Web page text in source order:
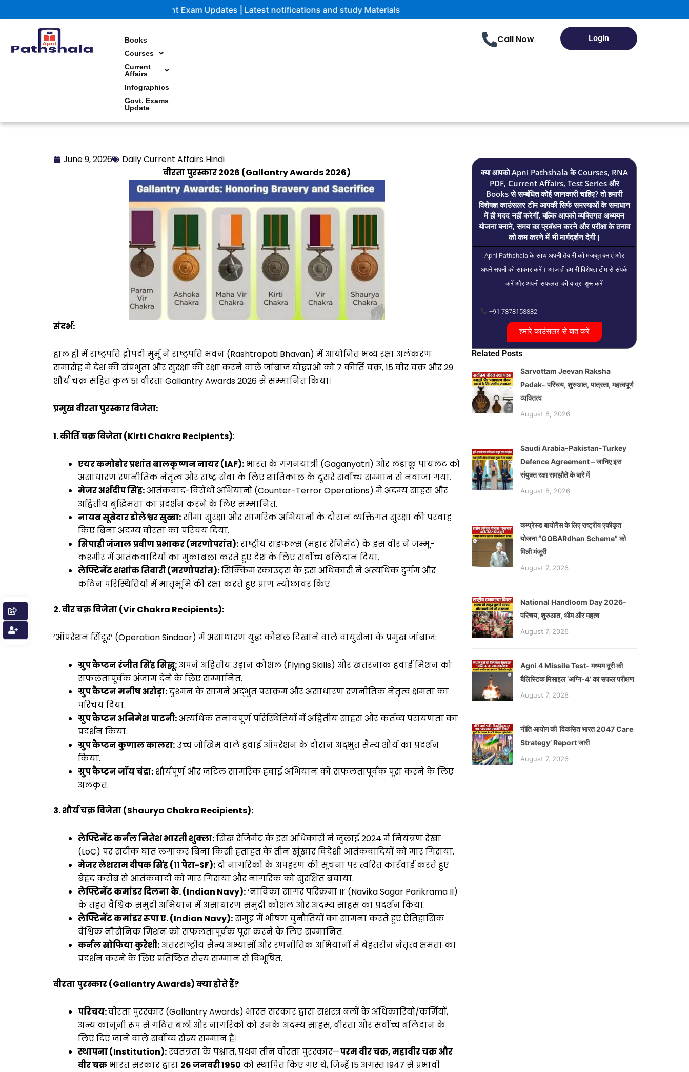
to
Government Exam Updates | Latest notifications and study Materials
Books
Courses
Current
Affairs
Infographics
Govt. Exams
Update
Call Now Login
June 9, 2026
Daily Current Affairs Hindi
वीरता पुरस्कार 2026 (Gallantry Awards 2026)
संदर्भ:
हाल ही में राष्ट्रपति द्रौपदी मुर्मू ने राष्ट्रपति भवन (Rashtrapati Bhavan) में आयोजित भव्य रक्षा अलंकरण
समारोह में देश की संप्रभुता और सुरक्षा की रक्षा करने वाले जांबाज योद्धाओं को 7 कीर्ति चक्र, 15 वीर चक्र और 29
शौर्य चक्र सहित कुल 51 वीरता Gallantry Awards 2026 से सम्मानित किया।
प्रमुख वीरता पुरस्कार विजेता:
1. कीर्ति चक्र विजेता (Kirti Chakra Recipients):
एयर कमोडोर प्रशांत बालकृष्णन नायर (IAF): भारत के गगनयात्री (Gaganyatri) और लड़ाकू पायलट को
असाधारण रणनीतिक नेतृत्व और राष्ट्र सेवा के लिए शांतिकाल के दूसरे सर्वोच्च सम्मान से नवाजा गया.
मेजर अर्शदीप सिंह: आतंकवाद-विरोधी अभियानों (Counter-Terror Operations) में अदम्य साहस और
अद्वितीय बुद्धिमत्ता का प्रदर्शन करने के लिए सम्मानित.
नायब सूबेदार डोलेश्वर सुब्बा:सीमा सुरक्षा और सामरिक अभियानों के दौरान व्यक्तिगत सुरक्षा की परवाह
किए बिना अदम्य वीरता का परिचय दिया.
सिपाही जंजाल प्रवीण प्रभाकर (मरणोपरांत):राष्ट्रीय राइफल्स (महार रेजिमेंट) के इस वीर ने जम्मू-
कश्मीर में आतंकवादियों का मुकाबला करते हुए देश के लिए सर्वोच्च बलिदान दिया.
लेफ्टिनेंट शशांक तिवारी (मरणोपरांत):सिक्किम स्काउट्स के इस अधिकारी ने अत्यधिक दुर्गम और
कठिन परिस्थितियों में मातृभूमि की रक्षा करते हुए प्राण न्यौछावर किए.
2. वीर चक्र विजेता (Vir Chakra Recipients):
‘ऑपरेशन सिंदूर’ (Operation Sindoor) में असाधारण युद्ध कौशल दिखाने वाले वायुसेना के प्रमुख जांबाज:
ग्रुप कैप्टन रंजीत सिंह सिद्धू:अपने अद्वितीय उड़ान कौशल (Flying Skills) और खतरनाक हवाई मिशन को
सफलतापूर्वक अंजाम देने के लिए सम्मानित.
ग्रुप कैप्टन मनीष अरोड़ा:दुश्मन के सामने अद्भुत पराक्रम और असाधारण रणनीतिक नेतृत्व क्षमता का
परिचय दिया.
ग्रुप कैप्टन अनिमेश पाटनी:अत्यधिक तनावपूर्ण परिस्थितियों में अद्वितीय साहस और कर्तव्य परायणता का
प्रदर्शन किया.
ग्रुप कैप्टन कुणाल कालरा:उच्च जोखिम वाले हवाई ऑपरेशन के दौरान अद्भुत सैन्य शौर्य का प्रदर्शन
किया.
ग्रुप कैप्टन जॉय चंद्रा: शौर्यपूर्ण और जटिल सामरिक हवाई अभियान को सफलतापूर्वक पूरा करने के लिए
अलंकृत.
3. शौर्य चक्र विजेता (Shaurya Chakra Recipients):
लेफ्टिनेंट कर्नल नितेश भारती शुक्ला:सिख रेजिमेंट के इस अधिकारी ने जुलाई 2024 में नियंत्रण रेखा
(LoC) पर सटीक घात लगाकर बिना किसी हताहत के तीन खूंखार विदेशी आतंकवादियों को मार गिराया.
मेजर लेशराम दीपक सिंह (11 पैरा-SF):दो नागरिकों के अपहरण की सूचना पर त्वरित कार्रवाई करते हुए
बेहद करीब से आतंकवादी को मार गिराया और नागरिक को सुरक्षित बचाया.
लेफ्टिनेंट कमांडर दिलना के. (Indian Navy):‘नाविका सागर परिक्रमा II’ (Navika Sagar Parikrama II)
के तहत वैश्विक समुद्री अभियान में असाधारण समुद्री कौशल और अदम्य साहस का प्रदर्शन किया.
लेफ्टिनेंट कमांडर रूपा ए. (Indian Navy):समुद्र में भीषण चुनौतियों का सामना करते हुए ऐतिहासिक
वैश्विक नौसैनिक मिशन को सफलतापूर्वक पूरा करने के लिए सम्मानित.
कर्नल सोफिया कुरैशी:अंतरराष्ट्रीय सैन्य अभ्यासों और रणनीतिक अभियानों में बेहतरीन नेतृत्व क्षमता का
प्रदर्शन करने के लिए प्रतिष्ठित सैन्य सम्मान से विभूषित.
वीरता पुरस्कार (Gallantry Awards) क्या होते हैं?
परिचय:वीरता पुरस्कार (Gallantry Awards) भारत सरकार द्वारा सशस्त्र बलों के अधिकारियों/कर्मियों,
अन्य कानूनी रूप से गठित बलों और नागरिकों को उनके अदम्य साहस, वीरता और सर्वोच्च बलिदान के
लिए दिए जाने वाले सर्वोच्च सैन्य सम्मान हैं।
स्थापना (Institution):स्वतंत्रता के पश्चात, प्रथम तीन वीरता पुरस्कार—परम वीर चक्र, महावीर चक्र और
वीर चक्र भारत सरकार द्वारा 26 जनवरी 1950 को स्थापित किए गए थे, जिन्हें 15 अगस्त 1947 से प्रभावी
क्या आपको Apni Pathshala के Courses, RNA
PDF, Current Affairs, Test Series और
Books से सम्बंधित कोई जानकारी चाहिए? तो हमारी
विशेषज्ञ काउंसलर टीम आपकी सिर्फ समस्याओं के समाधान
में ही मदद नहीं करेगीं, बल्कि आपको व्यक्तिगत अध्ययन
योजना बनाने, समय का प्रबंधन करने और परीक्षा के तनाव
को कम करने में भी मार्गदर्शन देगी।
Apni Pathshala के साथ अपनी तैयारी को मजबूत बनाएं और
अपने सपनों को साकार करें। आज ही हमारी विशेषज्ञ टीम से संपर्क
करें और अपनी सफलता की यात्रा शुरू करें
+91 7878158882
हमारे काउंसलर से बात करें
Related Posts
Sarvottam Jeevan Raksha
Padak- परिचय, शुरुआत, पात्रता, महत्वपूर्ण
व्यक्तित्व
August 8, 2026
Saudi Arabia-Pakistan-Turkey
Defence Agreement – जानिए इस
संयुक्त रक्षा समझौते के बारे में
August 8, 2026
कम्प्रेस्ड बायोगैस के लिए राष्ट्रीय एकीकृत
योजना “GOBARdhan Scheme” को
मिली मंजूरी
August 7, 2026
National Handloom Day 2026-
परिचय, शुरुआत, थीम और महत्व
August 7, 2026
Agni 4 Missile Test- मध्यम दूरी की
बैलिस्टिक मिसाइल ‘अग्नि-4’ का सफल परीक्षण
August 7, 2026
नीति आयोग की ‘विकसित भारत 2047 Care
Strategy’ Report जारी
August 7, 2026